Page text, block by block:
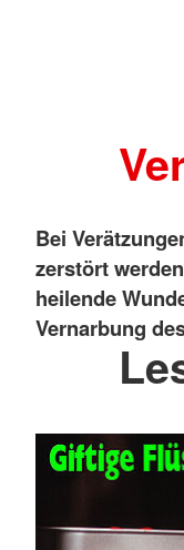
Bei
zerstört
heilende
Vernarbung